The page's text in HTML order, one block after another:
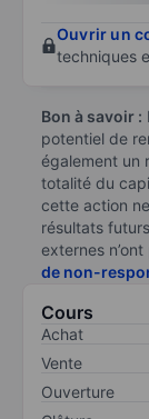
Ouvrir un
techniques
Bon à savoir :
potentiel de
également un
totalité du
cette action
résultats
externes
de non-
Cours
Achat
Vente
Ouverture